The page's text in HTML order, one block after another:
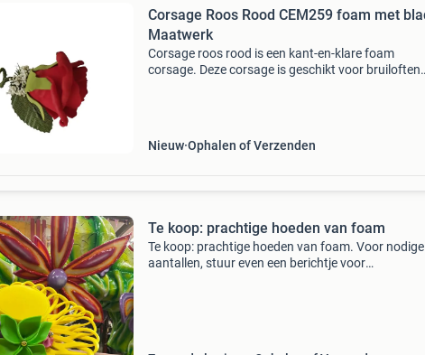
Corsage Roos Rood CEM259 foam met
Maatwerk
Corsage roos rood is een kant-en-klare foam
corsage. Deze corsage is geschikt voor bruiloften
Nieuw Ophalen of Verzenden
Te koop: prachtige hoeden van foam
Te koop: prachtige hoeden van foam. Voor nodige
aantallen, stuur even een berichtje voor